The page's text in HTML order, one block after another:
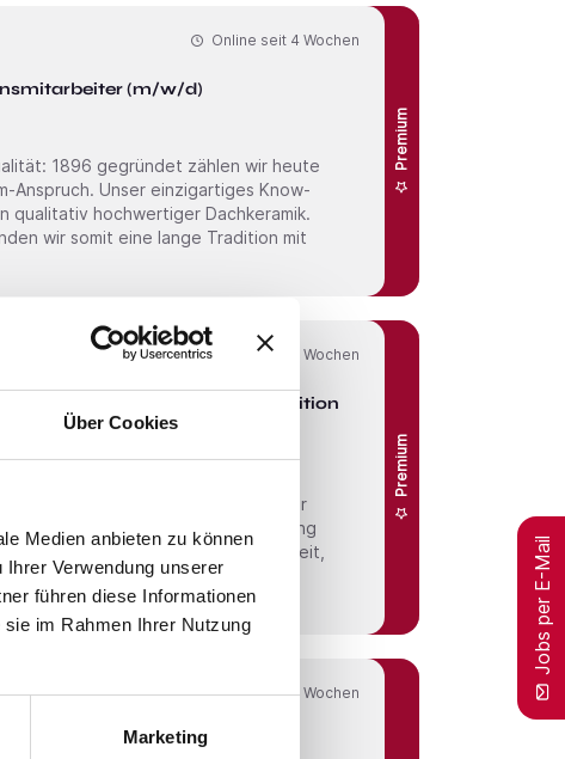
Über Cookies
Medien anbieten zu können
Verwendung unserer
führen diese Informationen
im Rahmen Ihrer Nutzung
Marketing
(m/w/d)
Premium
Online seit 4 Wochen
1896 gegründet zählen wir heute
Anspruch. Unser einzigartiges Know-
qualitativ hochwertiger Dachkeramik.
wir somit eine lange Tradition mit
Fakturierung und Disposition
Premium
Online seit 4 Wochen
Zur Verstärkung
Bürokraft, die Freude an Büroarbeit,
Online seit4 Wochen
Jobs per E-Mail